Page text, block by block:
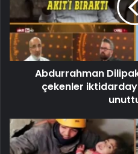
Abdurrahman
çekenler